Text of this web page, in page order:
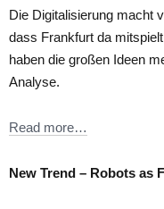
Die Digitalisierung macht
dass Frankfurt da
haben die großen Ideen
Analyse.
Read more…
New Trend – Robots as